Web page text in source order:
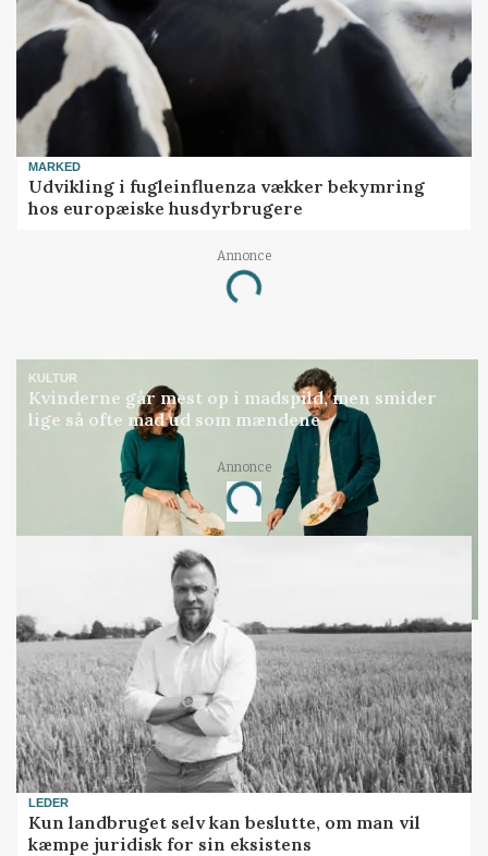
MARKED
Udvikling i fugleinfluenza vækker bekymring
hos europæiske husdyrbrugere
Annonce
Loading...
KULTUR
Kvinderne går mest op i madspild, men smider
lige så ofte mad ud som mændene
Annonce
Loading...
LEDER
Kun landbruget selv kan beslutte, om man vil
kæmpe juridisk for sin eksistens